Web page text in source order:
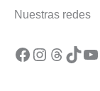
Nuestras redes
Facebook Instagram Threads TikTok YouTube